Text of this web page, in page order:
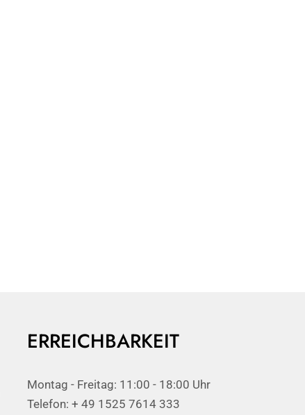
ERREICHBARKEIT
Montag - Freitag: 11:00 - 18:00 Uhr
Telefon: + 49 1525 7614 333